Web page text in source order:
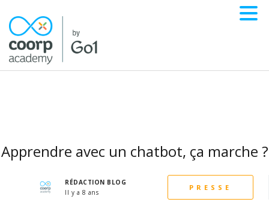
Apprendre avec un chatbot, ça marche ?
RÉDACTION BLOG
Il y a 8 ans
PRESSE